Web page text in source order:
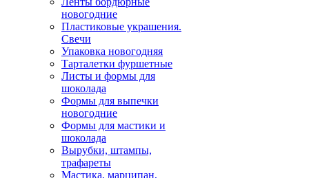
новогодние
Пластиковые украшения.
Свечи
Упаковка новогодняя
Тарталетки фуршетные
Листы и формы для
шоколада
Формы для выпечки
новогодние
Формы для мастики и
шоколада
Вырубки, штампы,
трафареты
Мастика, марципан,